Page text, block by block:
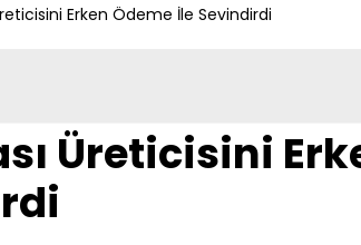
Erken Ödeme İle Sevindirdi
Üreticisini